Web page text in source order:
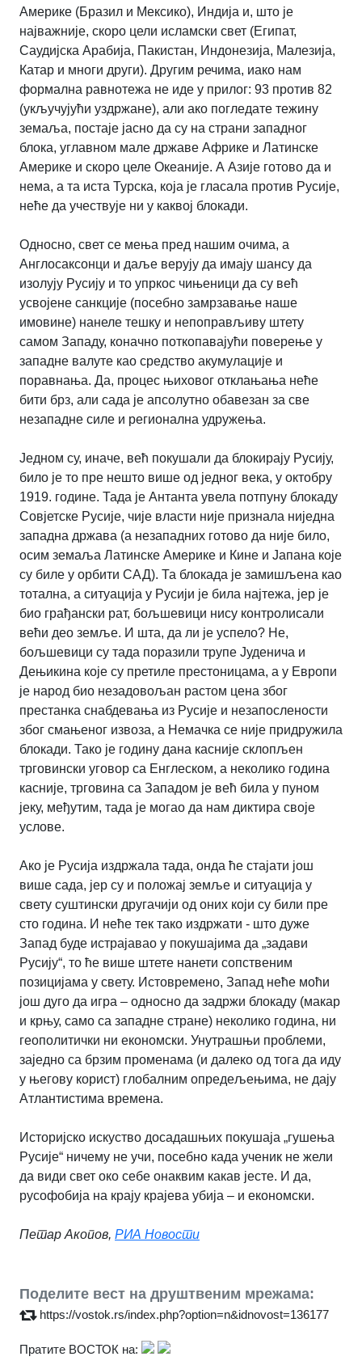
Америке (Бразил и Мексико), Индија и, што је
најважније, скоро цели исламски свет (Египат,
Саудијска Арабија, Пакистан, Индонезија, Малезија,
Катар и многи други). Другим речима, иако нам
формална равнотежа не иде у прилог: 93 против 82
(укључујући уздржане), али ако погледате тежину
земаља, постаје јасно да су на страни западног
блока, углавном мале државе Африке и Латинске
Америке и скоро целе Океаније. А Азије готово да и
нема, а та иста Турска, која је гласала против Русије,
неће да учествује ни у каквој блокади.
Односно, свет се мења пред нашим очима, а
Англосаксонци и даље верују да имају шансу да
изолују Русију и то упркос чињеници да су већ
усвојене санкције (посебно замрзавање наше
имовине) нанеле тешку и непоправљиву штету
самом Западу, коначно поткопавајући поверење у
западне валуте као средство акумулације и
поравнања. Да, процес њиховог отклањања неће
бити брз, али сада је апсолутно обавезан за све
незападне силе и регионална удружења.
Једном су, иначе, већ покушали да блокирају Русију,
било је то пре нешто више од једног века, у октобру
1919. године. Тада је Антанта увела потпуну блокаду
Совјетске Русије, чије власти није признала ниједна
западна држава (а незападних готово да није било,
осим земаља Латинске Америке и Кине и Јапана које
су биле у орбити САД). Та блокада је замишљена као
тотална, а ситуација у Русији је била најтежа, јер је
био грађански рат, бољшевици нису контролисали
већи део земље. И шта, да ли је успело? Не,
бољшевици су тада поразили трупе Јуденича и
Дењикина које су претиле престоницама, а у Европи
је народ био незадовољан растом цена због
престанка снабдевања из Русије и незапослености
због смањеног извоза, а Немачка се није придружила
блокади. Тако је годину дана касније склопљен
трговински уговор са Енглеском, а неколико година
касније, трговина са Западом је већ била у пуном
јеку, међутим, тада је могао да нам диктира своје
услове.
Ако је Русија издржала тада, онда ће стајати још
више сада, јер су и положај земље и ситуација у
свету суштински другачији од оних који су били пре
сто година. И неће тек тако издржати - што дуже
Запад буде истрајавао у покушајима да „задави
Русију“, то ће више штете нанети сопственим
позицијама у свету. Истовремено, Запад неће моћи
још дуго да игра – односно да задржи блокаду (макар
и крњу, само са западне стране) неколико година, ни
геополитички ни економски. Унутрашњи проблеми,
заједно са брзим променама (и далеко од тога да иду
у његову корист) глобалним опредељењима, не дају
Атлантистима времена.
Историјско искуство досадашњих покушаја „гушења
Русије“ ничему не учи, посебно када ученик не жели
да види свет око себе онаквим какав јесте. И да,
русофобија на крају крајева убија – и економски.
Петар Акопов, РИА Новости
Поделите вест на друштвеним мрежама:
https://vostok.rs/index.php?option=n&idnovost=136177
Пратите ВОСТОК на: